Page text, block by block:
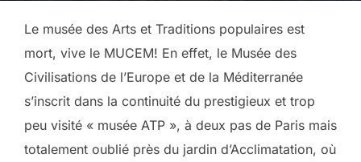
Le musée des Arts et Traditions populaires est
mort, vive le MUCEM! En effet, le Musée des
Civilisations de l’Europe et de la Méditerranée
s’inscrit dans la continuité du prestigieux et trop
peu visité « musée ATP », à deux pas de Paris mais
totalement oublié près du jardin d’Acclimatation, où